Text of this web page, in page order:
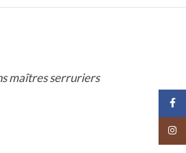
maîtres serruriers